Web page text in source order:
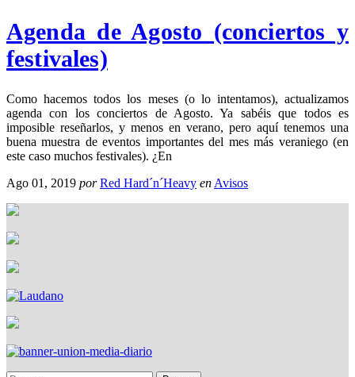
Agenda de Agosto (conciertos y
festivales)
Como hacemos todos los meses (o lo intentamos), actualizamos
agenda con los conciertos de Agosto. Ya sabéis que todos es
imposible reseñarlos, y menos en verano, pero aquí tenemos una
buena muestra de eventos importantes del mes más veraniego (en
este caso muchos festivales). ¿En
Ago 01, 2019 por Red Hard´n´Heavy en Avisos